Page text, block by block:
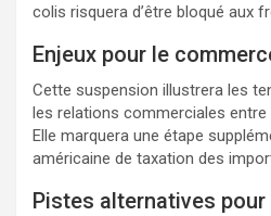
colis risquera d’être bloqué aux
Enjeux pour le
Cette suspension illustrera les
les relations commerciales entre
Elle marquera une étape
américaine de taxation des
Pistes alternatives